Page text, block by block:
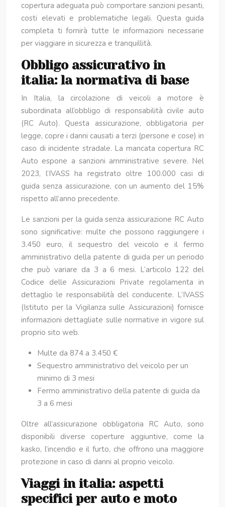
copertura adeguata può comportare sanzioni pesanti,
costi elevati e problematiche legali. Questa guida
completa ti fornirà tutte le informazioni necessarie
per viaggiare in sicurezza e tranquillità.
Obbligo assicurativo in
italia: la normativa di base
In Italia, la circolazione di veicoli a motore è
subordinata all’obbligo di responsabilità civile auto
(RC Auto). Questa assicurazione, obbligatoria per
legge, copre i danni causati a terzi (persone e cose) in
caso di incidente stradale. La mancata copertura RC
Auto espone a sanzioni amministrative severe. Nel
2023, l’IVASS ha registrato oltre 100.000 casi di
guida senza assicurazione, con un aumento del 15%
rispetto all’anno precedente.
Le sanzioni per la guida senza assicurazione RC Auto
sono significative: multe che possono raggiungere i
3.450 euro, il sequestro del veicolo e il fermo
amministrativo della patente di guida per un periodo
che può variare da 3 a 6 mesi. L’articolo 122 del
Codice delle Assicurazioni Private regolamenta in
dettaglio le responsabilità del conducente. L’IVASS
(Istituto per la Vigilanza sulle Assicurazioni) fornisce
informazioni dettagliate sulle normative in vigore sul
proprio sito web.
Multe da 874 a 3.450 €
Sequestro amministrativo del veicolo per un
minimo di 3 mesi
Fermo amministrativo della patente di guida da
3 a 6 mesi
Oltre all’assicurazione obbligatoria RC Auto, sono
disponibili diverse coperture aggiuntive, come la
kasko, l’incendio e il furto, che offrono una maggiore
protezione in caso di danni al proprio veicolo.
Viaggi in italia: aspetti
specifici per auto e moto